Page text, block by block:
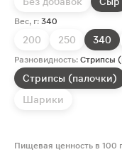
Вес, г: 340
200 250 340
Разновидность: Стрипсы
Стрипсы (палочки)
Шарики
Пищевая ценность в 100